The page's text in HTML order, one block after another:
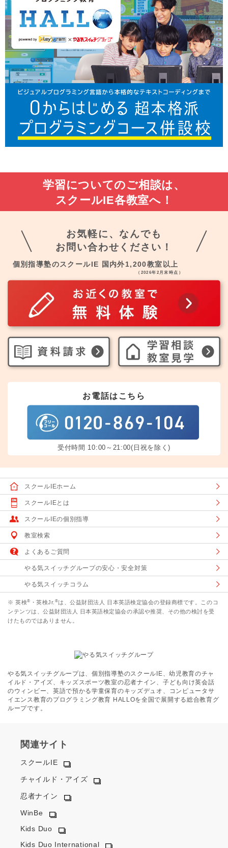
学習についてのご相談は、
スクールIE各教室へ！
お気軽に、なんでも
お問い合わせください！
個別指導塾のスクールIE 国内外1,200教室以上
（2026年2月末時点）
お電話はこちら
受付時間 10:00～21:00(日祝を除く)
スクールIEホーム
スクールIEとは
スクールIEの個別指導
教室検索
よくあるご質問
やる気スイッチグループの安心・安全対策
やる気スイッチコラム
※ 英検® ・英検Jr. ®は、公益財団法人 日本英語検定協会の登録商標です。このコ
ンテンツは、公益財団法人 日本英語検定協会の承認や推奨、その他の検討を受
けたものではありません。
やる気スイッチグループは、個別指導塾のスクールIE、幼児教育のチャ
イルド・アイズ、キッズスポーツ教室の忍者ナイン、子ども向け英会話
のウィンビー、英語で預かる学童保育のキッズデュオ、コンピュータサ
イエンス教育のプログラミング教育 HALLOを全国で展開する総合教育グ
ループです。
関連サイト
スクールIE
チャイルド・アイズ
忍者ナイン
WinBe
Kids Duo